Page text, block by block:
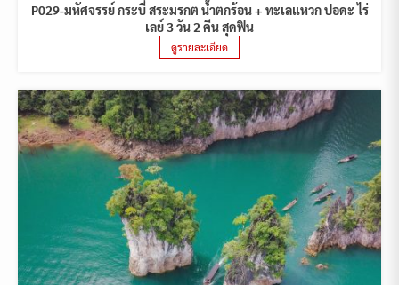
P029-มหัศจรรย์ กระบี่ สระมรกต น้ำตกร้อน + ทะเลแหวก ปอดะ ไร่
เลย์ 3 วัน 2 คืน สุดฟิน
ดูรายละเอียด